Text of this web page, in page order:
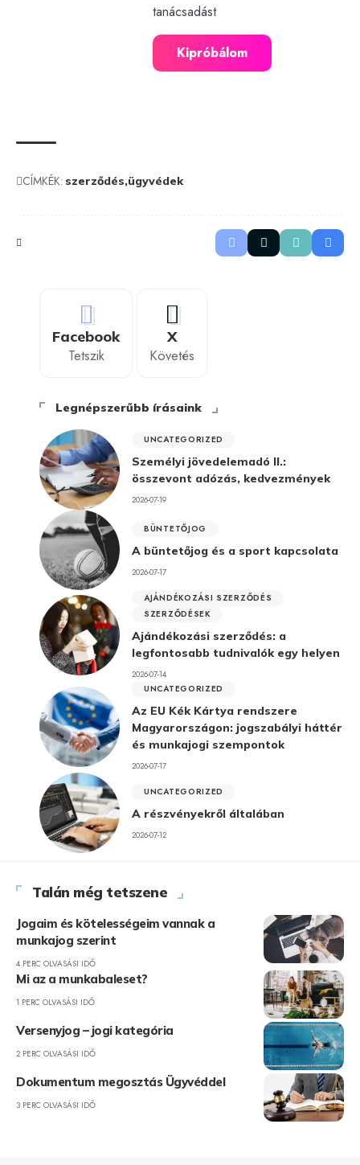
tanácsadást
Kipróbálom
CÍMKÉK: szerződés ügyvédek
Facebook
Tetszik
X
Követés
Legnépszerűbb írásaink
UNCATEGORIZED
Személyi jövedelemadó II.:
összevont adózás, kedvezmények
2026-07-19
BÜNTETŐJOG
A büntetőjog és a sport kapcsolata
2026-07-17
AJÁNDÉKOZÁSI SZERZŐDÉS
SZERZŐDÉSEK
Ajándékozási szerződés: a
legfontosabb tudnivalók egy helyen
2026-07-14
UNCATEGORIZED
Az EU Kék Kártya rendszere
Magyarországon: jogszabályi háttér
és munkajogi szempontok
2026-07-17
UNCATEGORIZED
A részvényekről általában
2026-07-12
Talán még tetszene
Jogaim és kötelességeim vannak a
munkajog szerint
4 PERC OLVASÁSI IDŐ
Mi az a munkabaleset?
1 PERC OLVASÁSI IDŐ
Versenyjog – jogi kategória
2 PERC OLVASÁSI IDŐ
Dokumentum megosztás Ügyvéddel
3 PERC OLVASÁSI IDŐ